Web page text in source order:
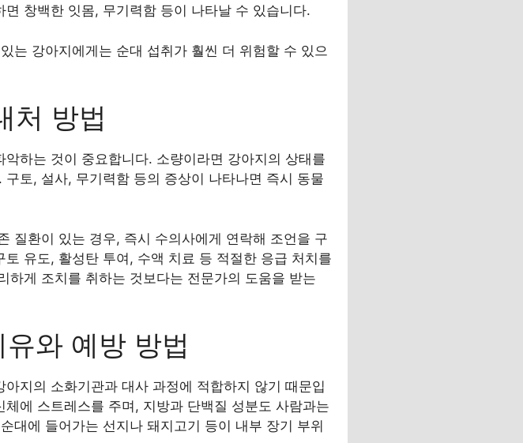
창백한 잇몸, 무기력함 등이 나타날 수 있습니다.
는 강아지에게는 순대 섭취가 훨씬 더 위험할 수 있으
처 방법
하는 것이 중요합니다. 소량이라면 강아지의 상태를
토, 설사, 무기력함 등의 증상이 나타나면 즉시 동물
질환이 있는 경우, 즉시 수의사에게 연락해 조언을 구
유도, 활성탄 투여, 수액 치료 등 적절한 응급 처치를
하게 조치를 취하는 것보다는 전문가의 도움을 받는
와 예방 방법
지의 소화기관과 대사 과정에 적합하지 않기 때문입
에 스트레스를 주며, 지방과 단백질 성분도 사람과는
대에 들어가는 선지나 돼지고기 등이 내부 장기 부위